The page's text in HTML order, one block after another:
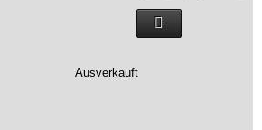
Ausverkauft